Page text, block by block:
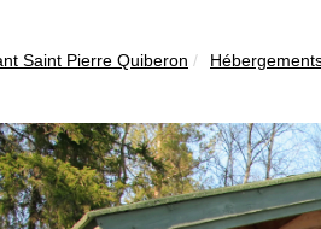
Saint Pierre Quiberon